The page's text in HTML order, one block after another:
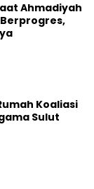
Ahmadiyah
Koaliasi
Sulut